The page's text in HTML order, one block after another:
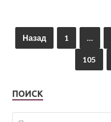
Назад 1 …
105
ПОИСК